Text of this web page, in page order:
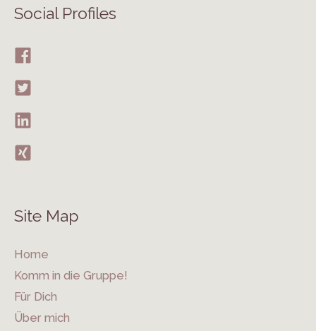
Social Profiles
Site Map
Home
Komm in die Gruppe!
Für Dich
Über mich